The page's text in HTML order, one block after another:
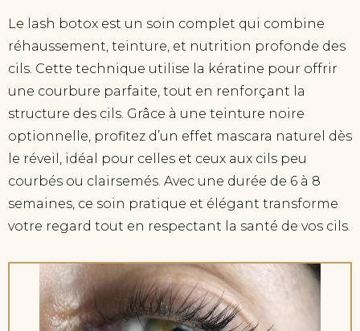
Le lash botox est un soin complet qui combine
réhaussement, teinture, et nutrition profonde des
cils. Cette technique utilise la kératine pour offrir
une courbure parfaite, tout en renforçant la
structure des cils. Grâce à une teinture noire
optionnelle, profitez d’un effet mascara naturel dès
le réveil, idéal pour celles et ceux aux cils peu
courbés ou clairsemés. Avec une durée de 6 à 8
semaines, ce soin pratique et élégant transforme
votre regard tout en respectant la santé de vos cils.